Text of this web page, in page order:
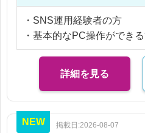
・SNS運用経験者の方
・基本的なPC操作ができ
詳細を見る
NEW 掲載日:2026-08-07